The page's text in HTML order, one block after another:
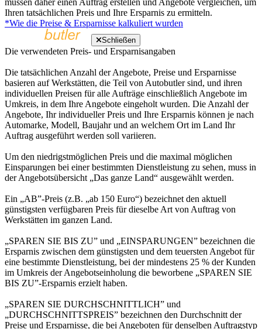
Ihren tatsächlichen Preis und Ihre Ersparnis zu ermitteln.
*Wie die Preise & Ersparnisse kalkuliert wurden
Schließen
Die verwendeten Preis- und Ersparnisangaben
Die tatsächlichen Anzahl der Angebote, Preise und Ersparnisse
basieren auf Werkstätten, die Teil von Autobutler sind, und ihren
individuellen Preisen für alle Aufträge einschließlich Angebote im
Umkreis, in dem Ihre Angebote eingeholt wurden. Die Anzahl der
Angebote, Ihr individueller Preis und Ihre Ersparnis können je nach
Automarke, Modell, Baujahr und an welchem Ort im Land Ihr
Auftrag ausgeführt werden soll variieren.
Um den niedrigstmöglichen Preis und die maximal möglichen
Einsparungen bei einer bestimmten Dienstleistung zu sehen, muss in
der Angebotsübersicht „Das ganze Land“ ausgewählt werden.
Ein „AB”-Preis (z.B. „ab 150 Euro“) bezeichnet den aktuell
günstigsten verfügbaren Preis für dieselbe Art von Auftrag von
Werkstätten im ganzen Land.
„SPAREN SIE BIS ZU” und „EINSPARUNGEN” bezeichnen die
Ersparnis zwischen dem günstigsten und dem teuersten Angebot für
eine bestimmte Dienstleistung, bei der mindestens 25 % der Kunden
im Umkreis der Angebotseinholung die beworbene „SPAREN SIE
BIS ZU”-Ersparnis erzielt haben.
„SPAREN SIE DURCHSCHNITTLICH” und
„DURCHSCHNITTSPREIS” bezeichnen den Durchschnitt der
Preise und Ersparnisse, die bei Angeboten für denselben Auftragstyp